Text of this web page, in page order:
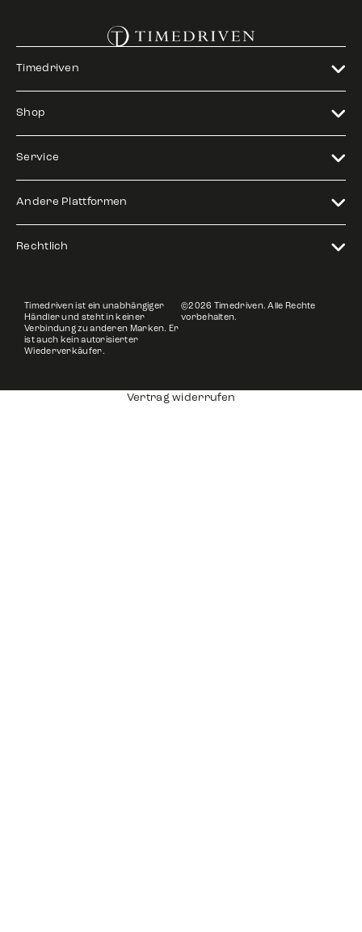
Timedriven
Shop
Service
Andere Plattformen
Rechtlich
Timedriven ist ein unabhängiger
Händler und steht in keiner
Verbindung zu anderen Marken. Er
ist auch kein autorisierter
Wiederverkäufer.
©2026 Timedriven. Alle Rechte
vorbehalten.
Vertrag widerrufen